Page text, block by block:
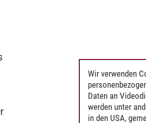
Wir verwenden
Daten an
werden unter
in den USA,